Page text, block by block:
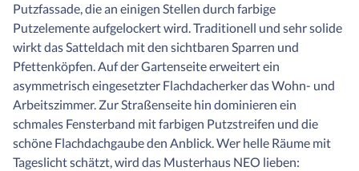
Putzfassade, die an einigen Stellen durch farbige
Putzelemente aufgelockert wird. Traditionell und sehr solide
wirkt das Satteldach mit den sichtbaren Sparren und
Pfettenköpfen. Auf der Gartenseite erweitert ein
asymmetrisch eingesetzter Flachdacherker das Wohn- und
Arbeitszimmer. Zur Straßenseite hin dominieren ein
schmales Fensterband mit farbigen Putzstreifen und die
schöne Flachdachgaube den Anblick. Wer helle Räume mit
Tageslicht schätzt, wird das Musterhaus NEO lieben: